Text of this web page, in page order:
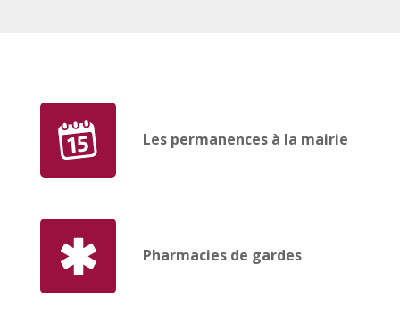
Les permanences à la mairie
Pharmacies de gardes